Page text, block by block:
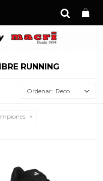
RUNNING
Recomendados